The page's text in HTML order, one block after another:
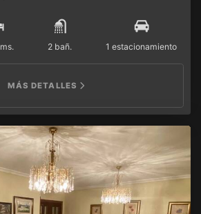
cochera muy grande de 60 m2. El
en perfecto estado, con suelos de
eléctrica, paredes lisas y
También cuenta con calefacción
ver en persona.
2 bañ. 1 estacionamiento
MÁS DETALLES